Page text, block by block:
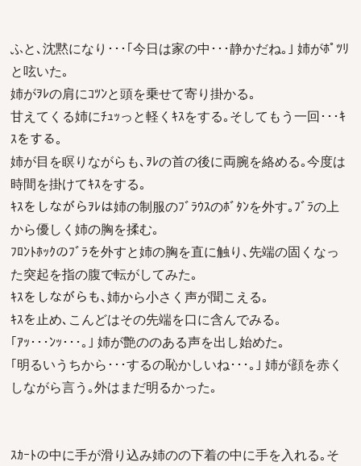
ふと､沈黙になり･･･｢今日は家の中･･･静かだね｡｣ 姉がﾎﾟﾂﾘ
と呟いた｡
姉がｦﾚの肩にｺﾂﾝと頭を乗せて寄り掛かる｡
甘えてくる姉にﾁｭｯっと軽くｷｽをする｡そしてもう一回･･･ｷ
ｽをする｡
姉が目を瞑りながらも､ｦﾚの首の後に両腕を絡める｡今度は
時間を掛けてｷｽをする｡
ｷｽをしながらｦﾚは姉の制服のﾌﾞﾗｳｽのﾎﾞﾀﾝを外す｡ﾌﾞﾗの上
から優しく姉の胸を揉む｡
ﾌﾛﾝﾄﾎｯｸのﾌﾞﾗを外すと姉の胸を直に触り､先端の固くなっ
た突起を指の腹で転がしてみた｡
ｷｽをしながらも､姉から小さく声が聞こえる｡
ｷｽを止め､こんどはその先端を口に含んでみる｡
｢ｱｯ･･･ﾝｯ･･･｡｣ 姉が艶ののある声を出し始めた｡
｢明るいうちから･･･するの恥かしいね･･･｡｣ 姉が顔を赤く
しながら言う｡外はまだ明るかった｡
ｽｶｰﾄの中に手が滑り込み姉のの下着の中に手を入れる｡そ